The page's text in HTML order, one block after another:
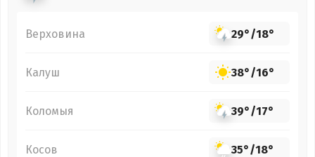
Верховина 29°/18°
Калуш 38°/16°
Коломыя 39°/17°
Косов 35°/18°